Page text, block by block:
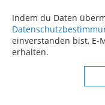
Indem du Daten
einverstanden bist, E-
erhalten.